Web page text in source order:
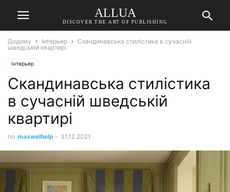
ALLUA
DISCOVER THE ART OF PUBLISHING
Додому Інтерьер
Скандинавська стилістика в сучасній
шведській квартирі
Інтерьер
Скандинавська стилістика
в сучасній шведській
квартирі
по maxwelhelp - 31.12.2021